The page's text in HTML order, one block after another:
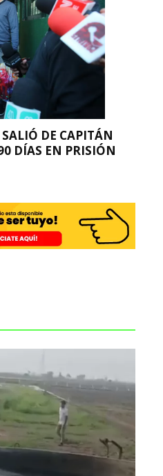
DE CAPITÁN
DÍAS EN PRISIÓN